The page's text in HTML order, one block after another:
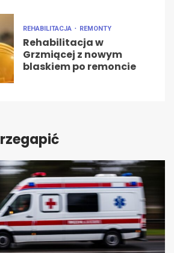
REHABILITACJA REMONTY
Rehabilitacja w
Grzmiącej z nowym
blaskiem po remoncie